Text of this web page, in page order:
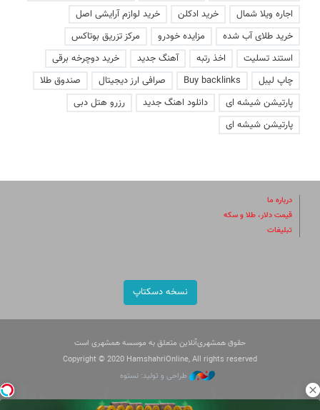
اجاره ویلا شمال
خرید ادکلن
خرید لوازم آرایشی اصل
خرید طلای آب شده
مزایده خودرو
مرکز تزریق بوتاکس
استند تسلیت
اخذ رتبه آهنگ جدید
خرید دوچرخه برقی
چاپ لیبل
Buy backlinks صرافی ارز دیجیتال
صندوق طلا
پارتیشن شیشه ای
دانلود اهنگ جدید
رزرو هتل دبی
پارتیشن شیشه ای
درباره ما
قیمت دلار، طلا و سکه
تبلیغات
نسخه دسکتاپ
حقوق همشهری‌آنلاین متعلق به موسسه همشهری است
Copyright © 2020 HamshahriOnline, All rights reserved
طراحی و تولید: نستوه